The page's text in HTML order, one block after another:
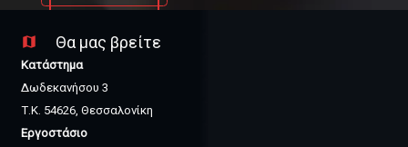
map Θα μας βρείτε
Κατάστημα
Δωδεκανήσου 3
Τ.Κ. 54626, Θεσσαλονίκη
Εργοστάσιο